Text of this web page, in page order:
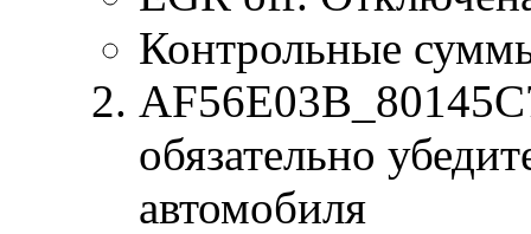
Контрольные
обязательно
автомобиля